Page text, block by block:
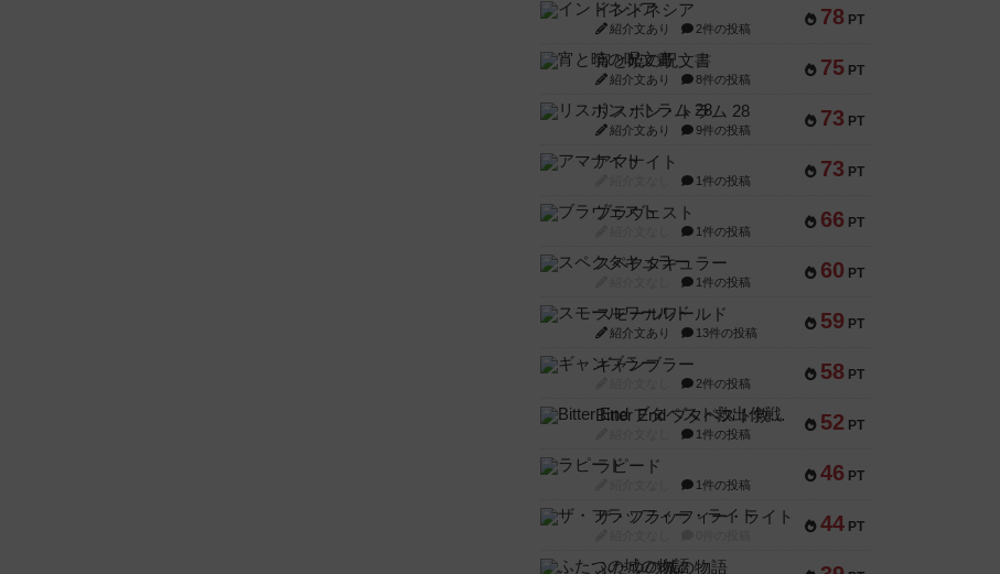
78 PT
インドネシア
紹介文あり 2件の投稿
75 PT
宵と暁の呪文書
紹介文あり 8件の投稿
73 PT
リスボン・トラム 28
紹介文あり 9件の投稿
73 PT
アマナイト
1件の投稿
66 PT
ブラヴェスト
1件の投稿
60 PT
スペクタキュラー
1件の投稿
59 PT
スモールワールド
紹介文あり 13件の投稿
58 PT
ギャンブラー
2件の投稿
52 PT
Bitter End ブタペスト救出作戦
1件の投稿
46 PT
ラピード
1件の投稿
44 PT
ザ・フラッフィー・ライト
ふたつの城の物語